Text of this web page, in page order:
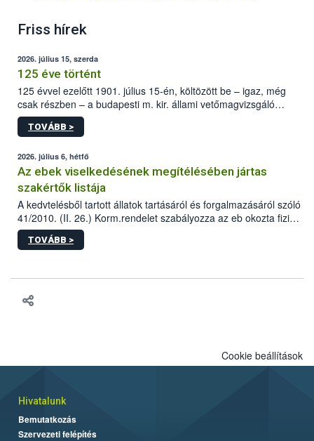
Friss hírek
2026. július 15, szerda
125 éve történt
125 évvel ezelőtt 1901. július 15-én, költözött be – igaz, még
csak részben – a budapesti m. kir. állami vetőmagvizsgáló
állomás a Kis Rókus utca 15. szám alatti, Czigler Győző által
tervezett új épületébe.
TOVÁBB >
2026. július 6, hétfő
Az ebek viselkedésének megítélésében jártas
szakértők listája
A kedvtelésből tartott állatok tartásáról és forgalmazásáról szóló
41/2010. (II. 26.) Korm.rendelet szabályozza az eb okozta fizikai
sérülés, illetve ennek veszélye keletkezésekor felmerülő
hatósági feladatokat, valamint a veszélyes eb tartását és annak
TOVÁBB >
Cookie beállítások
Hivatalunk
Bemutatkozás
Szervezeti felépítés